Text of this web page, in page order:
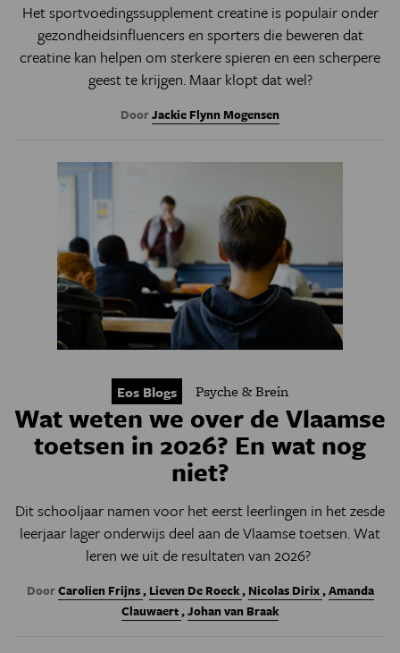
Het sportvoedingssupplement creatine is populair onder
gezondheidsinfluencers en sporters die beweren dat
creatine kan helpen om sterkere spieren en een scherpere
geest te krijgen. Maar klopt dat wel?
DoorJackie Flynn Mogensen
Eos Blogs Psyche & Brein
Wat weten we over de Vlaamse
toetsen in 2026? En wat nog
niet?
Dit schooljaar namen voor het eerst leerlingen in het zesde
leerjaar lager onderwijs deel aan de Vlaamse toetsen. Wat
leren we uit de resultaten van 2026?
DoorCarolien Frijns, Lieven De Roeck, Nicolas Dirix,Amanda
Clauwaert,Johan van Braak